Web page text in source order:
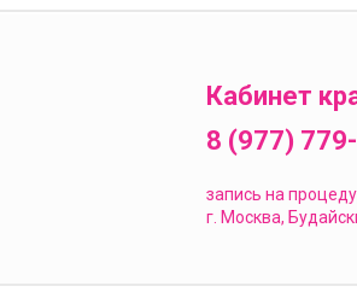
Кабинет
8 (977)
запись на
г. Москва,